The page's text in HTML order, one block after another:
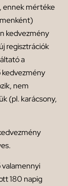
ennek mértéke
kedvezmény
regisztrációk
a
kedvezmény
nem
(pl. karácsony,
valamennyi
180 napig